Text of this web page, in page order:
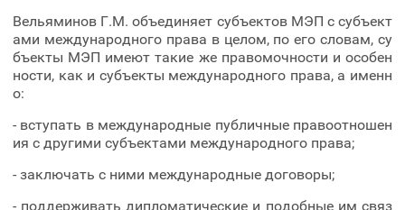
Вельяминов Г.М. объединяет субъектов МЭП с субъект
ами международного права в целом, по его словам, су
бъекты МЭП имеют такие же правомочности и особен
ности, как и субъекты международного права, а именн
о:
- вступать в международные публичные правоотношен
ия с другими субъектами международного права;
- заключать с ними международные договоры;
- поддерживать дипломатические и подобные им связ